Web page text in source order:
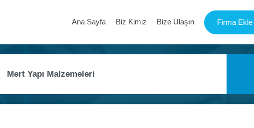
Ana Sayfa Biz Kimiz Bize Ulaşın Firma Ekle